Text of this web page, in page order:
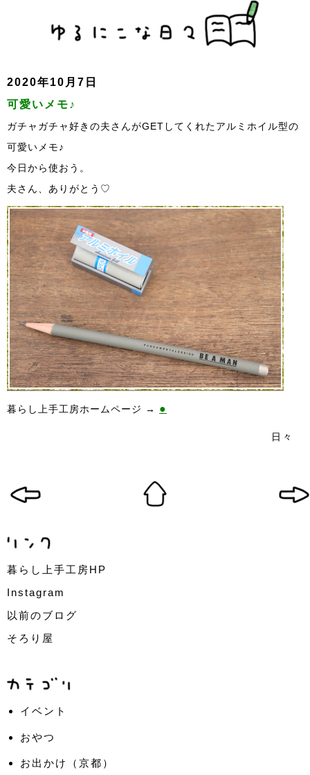
2020年10月7日
可愛いメモ♪
ガチャガチャ好きの夫さんがGETしてくれたアルミホイル型の
可愛いメモ♪
今日から使おう。
夫さん、ありがとう♡
暮らし上手工房ホームページ → ●
日々
暮らし上手工房HP
Instagram
以前のブログ
そろり屋
イベント
おやつ
お出かけ（京都）